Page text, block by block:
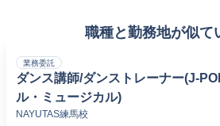
職種と勤務地が似て
業務委託
ダンス講師/ダンストレーナー(J-
ル・ミュージカル)
NAYUTAS練馬校